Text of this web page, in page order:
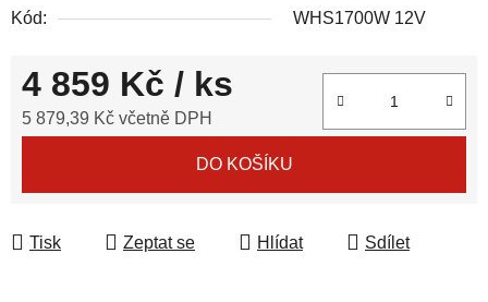
Kód:
WHS1700W 12V
4 859 Kč / ks
5 879,39 Kč včetně DPH
DO KOŠÍKU
Tisk Zeptat se Hlídat Sdílet